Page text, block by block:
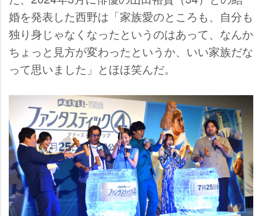
婚を発表した西野は「家族愛のところも、自分も
独り身じゃなくなったというのはあって、なんか
ちょっと見方が変わったというか、いい家族だな
って思いました」とほほ笑んだ。